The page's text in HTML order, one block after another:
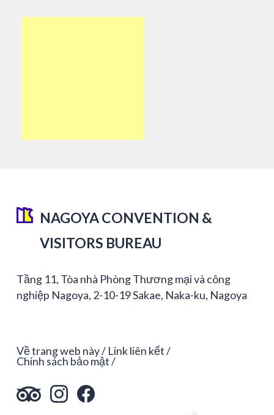
NAGOYA CONVENTION &
VISITORS BUREAU
Tầng 11, Tòa nhà Phòng Thương mại và công
nghiệp Nagoya, 2-10-19 Sakae, Naka-ku, Nagoya
Về trang web này Link liên kết
Chính sách bảo mật